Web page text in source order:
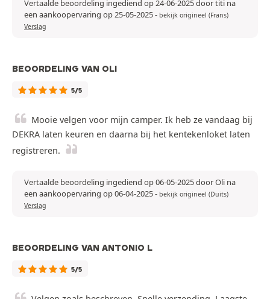
Vertaalde beoordeling ingediend op 24-06-2025 door titi na
een aankoopervaring op 25-05-2025- bekijk origineel (Frans)
Verslag
BEOORDELING VAN OLI
5/5
Mooie velgen voor mijn camper. Ik heb ze vandaag bij
DEKRA laten keuren en daarna bij het kentekenloket laten
registreren.
Vertaalde beoordeling ingediend op 06-05-2025 door Oli na
een aankoopervaring op 06-04-2025- bekijk origineel (Duits)
Verslag
BEOORDELING VAN ANTONIO L
5/5